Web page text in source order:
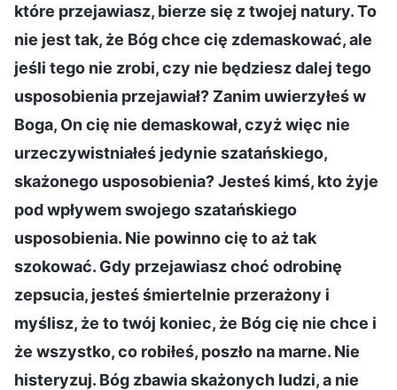
które przejawiasz, bierze się z twojej natury. To
nie jest tak, że Bóg chce cię zdemaskować, ale
jeśli tego nie zrobi, czy nie będziesz dalej tego
usposobienia przejawiał? Zanim uwierzyłeś w
Boga, On cię nie demaskował, czyż więc nie
urzeczywistniałeś jedynie szatańskiego,
skażonego usposobienia? Jesteś kimś, kto żyje
pod wpływem swojego szatańskiego
usposobienia. Nie powinno cię to aż tak
szokować. Gdy przejawiasz choć odrobinę
zepsucia, jesteś śmiertelnie przerażony i
myślisz, że to twój koniec, że Bóg cię nie chce i
że wszystko, co robiłeś, poszło na marne. Nie
histeryzuj. Bóg zbawia skażonych ludzi, a nie